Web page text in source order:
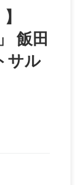
飯田
サル